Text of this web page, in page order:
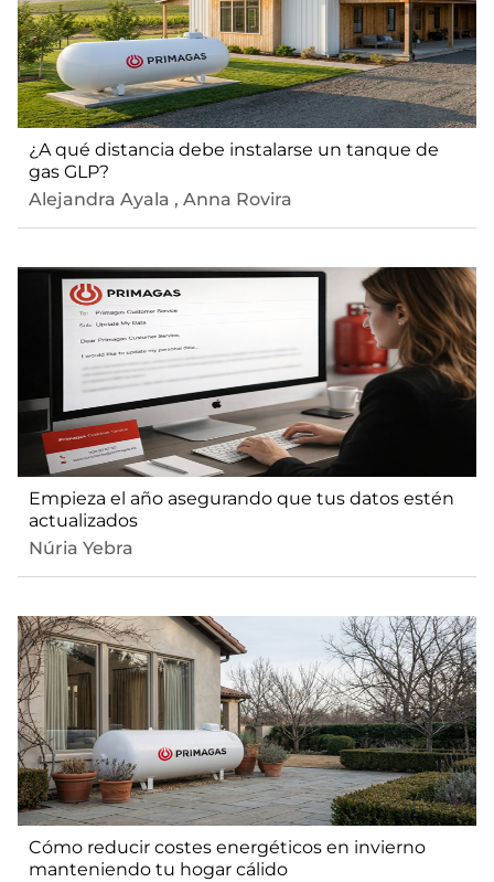
¿A qué distancia debe instalarse un tanque de
gas GLP?
Alejandra Ayala , Anna Rovira
Empieza el año asegurando que tus datos estén
actualizados
Núria Yebra
Cómo reducir costes energéticos en invierno
manteniendo tu hogar cálido